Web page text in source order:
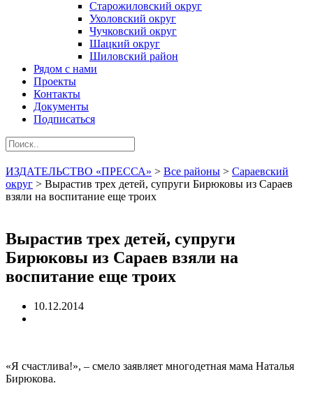
Старожиловский округ
Ухоловский округ
Чучковский округ
Шацкий округ
Шиловский район
Рядом с нами
Проекты
Контакты
Документы
Подписаться
ИЗДАТЕЛЬСТВО «ПРЕССА» > Все районы > Сараевский
округ > Вырастив трех детей, супруги Бирюковы из Сараев
взяли на воспитание еще троих
Вырастив трех детей, супруги
Бирюковы из Сараев взяли на
воспитание еще троих
10.12.2014
«Я счастлива!», – смело заявляет многодетная мама Наталья
Бирюкова.